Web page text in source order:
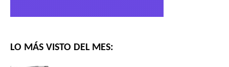
LO MÁS VISTO DEL MES: